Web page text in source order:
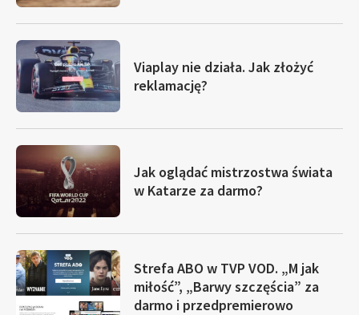
Viaplay nie działa. Jak złożyć
reklamację?
Jak oglądać mistrzostwa świata
w Katarze za darmo?
Strefa ABO w TVP VOD. „M jak
miłość”, „Barwy szczęścia” za
darmo i przedpremierowo